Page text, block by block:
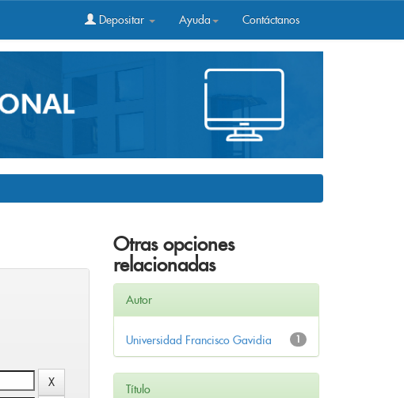
Depositar Ayuda Contáctanos
Otras opciones
relacionadas
Autor
1
Universidad Francisco Gavidia
Título